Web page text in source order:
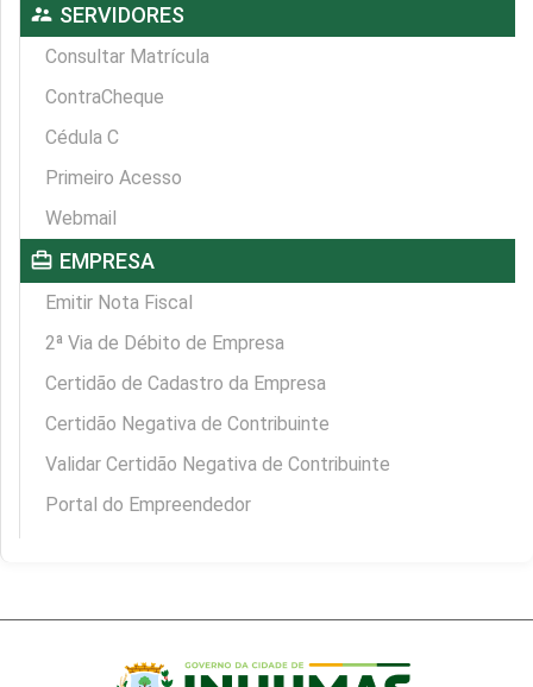
supervisor_account SERVIDORES
Consultar Matrícula
ContraCheque
Cédula C
Primeiro Acesso
Webmail
card_travel EMPRESA
Emitir Nota Fiscal
2ª Via de Débito de Empresa
Certidão de Cadastro da Empresa
Certidão Negativa de Contribuinte
Validar Certidão Negativa de Contribuinte
Portal do Empreendedor